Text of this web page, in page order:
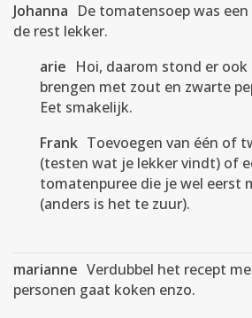
Johanna De tomatensoep was
de rest lekker.
arie Hoi, daarom stond er
brengen met zout en zwarte
Eet smakelijk.
Frank Toevoegen van één of
(testen wat je lekker vindt) of
tomatenpuree die je wel eerst
(anders is het te zuur).
marianne Verdubbel het recept
personen gaat koken enzo.